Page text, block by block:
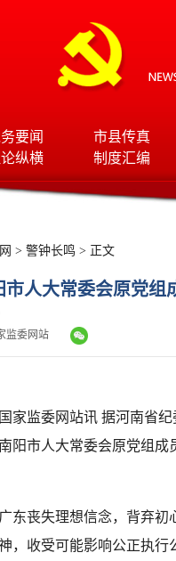
要闻 市县传真
纵横
制度汇编
> 警钟长鸣 > 正文
市人大常委会原党组
监委网站
家监委网站讯 据河南省
阳市人大常委会原党组
东丧失理想信念，背弃
，收受可能影响公正执